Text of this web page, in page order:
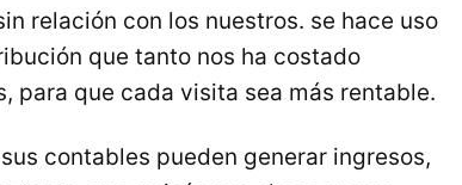
relación con los nuestros. se hace uso
que tanto nos ha costado
para que cada visita sea más rentable.
contables pueden generar ingresos,